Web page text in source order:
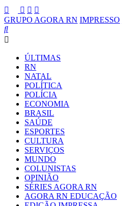
GRUPO AGORA RN IMPRESSO
ÚLTIMAS
RN
NATAL
POLÍTICA
POLÍCIA
ECONOMIA
BRASIL
SAÚDE
ESPORTES
CULTURA
SERVIÇOS
MUNDO
COLUNISTAS
OPINIÃO
SÉRIES AGORA RN
AGORA RN EDUCAÇÃO